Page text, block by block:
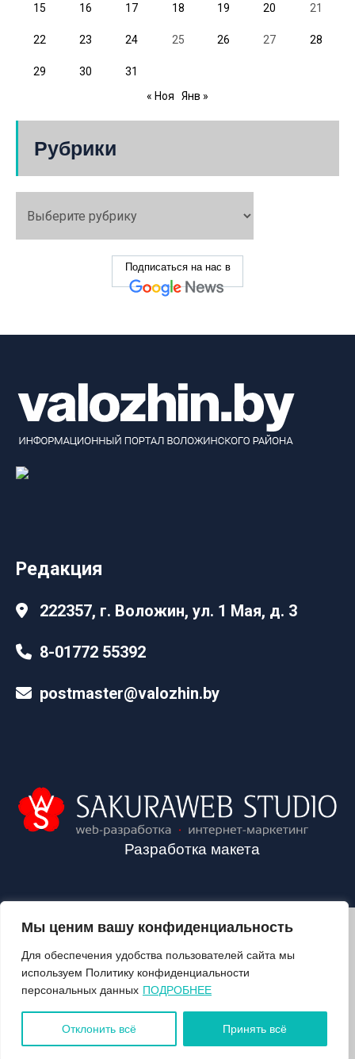
Мы ценим вашу конфиденциальность
Для обеспечения удобства пользователей сайта мы
используем Политику конфиденциальности
персональных данных ПОДРОБНЕЕ
Отклонить всё Принять всё
15 16 17 18 19 20 21
22 23 24 25 26 27 28
29 30
31
« Ноя
Янв »
Рубрики
Подписаться на нас в
Редакция
222357, г. Воложин, ул. 1 Мая, д. 3
8-01772 55392
postmaster@valozhin.by
Разработка макета
2024©VALOZHIN.BY - НОВОСТИ ВОЛОЖИНСКОГО РАЙОНА
О ГАЗЕТЕ
ПОДПИСКА
КОНТАКТЫ